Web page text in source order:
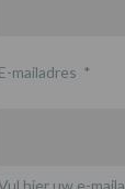
E-mailadres *